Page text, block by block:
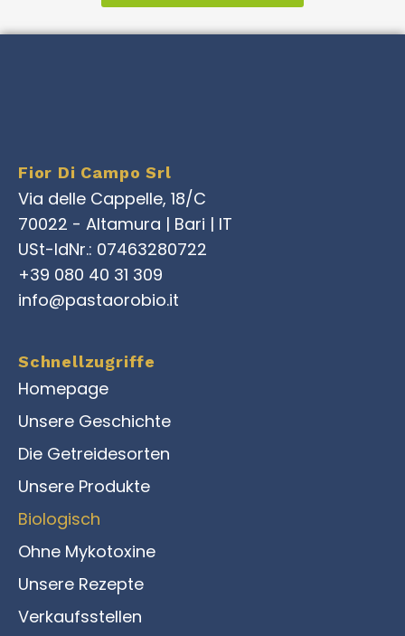
Fior Di Campo Srl
Via delle Cappelle, 18/C
70022 - Altamura | Bari | IT
USt-IdNr.: 07463280722
+39 080 40 31 309
info@pastaorobio.it
Schnellzugriffe
Homepage
Unsere Geschichte
Die Getreidesorten
Unsere Produkte
Biologisch
Ohne Mykotoxine
Unsere Rezepte
Verkaufsstellen